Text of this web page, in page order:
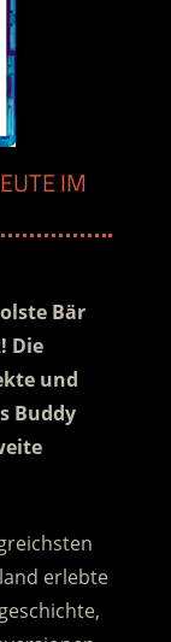
IM
Bär
Die
und
Buddy
erlebte